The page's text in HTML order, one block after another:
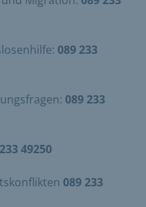
089 233
089 233
49250
089 233